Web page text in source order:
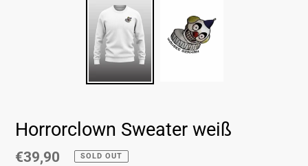
Horrorclown Sweater weiß
Normaler
€39,90 SOLD OUT